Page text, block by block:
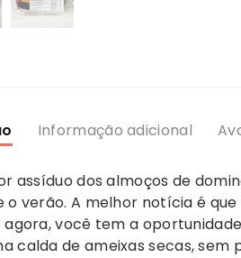
Informação adicional
dos almoços de
verão. A melhor notícia é
você tem a
calda de ameixas secas,